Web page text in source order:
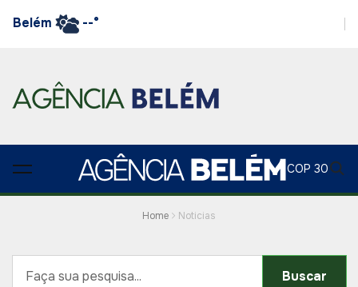
Belém --°
COP 30
Home Noticias
Buscar